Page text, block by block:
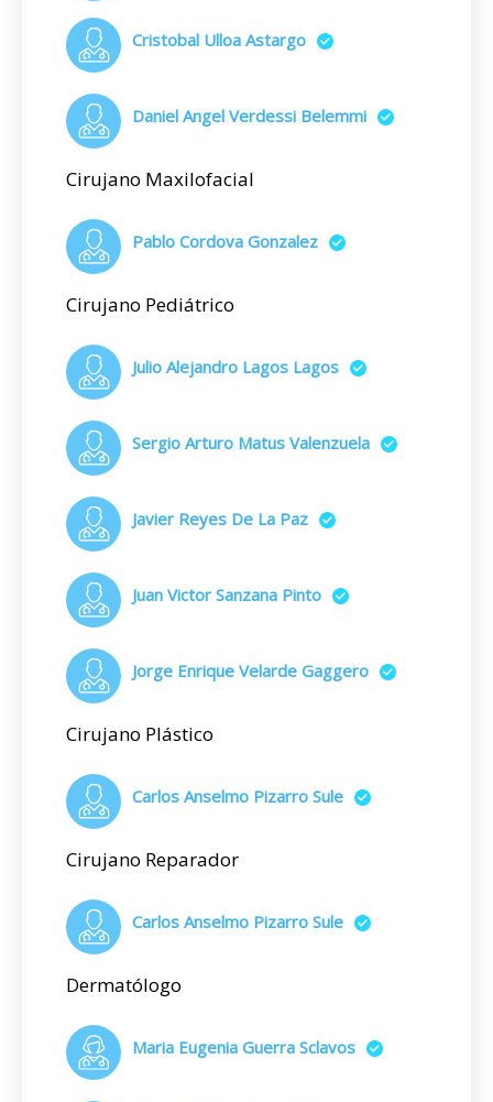
Cristobal Ulloa Astargo
Daniel Angel Verdessi Belemmi
Cirujano Maxilofacial
Pablo Cordova Gonzalez
Cirujano Pediátrico
Julio Alejandro Lagos Lagos
Sergio Arturo Matus Valenzuela
Javier Reyes De La Paz
Juan Victor Sanzana Pinto
Jorge Enrique Velarde Gaggero
Cirujano Plástico
Carlos Anselmo Pizarro Sule
Cirujano Reparador
Carlos Anselmo Pizarro Sule
Dermatólogo
Maria Eugenia Guerra Sclavos